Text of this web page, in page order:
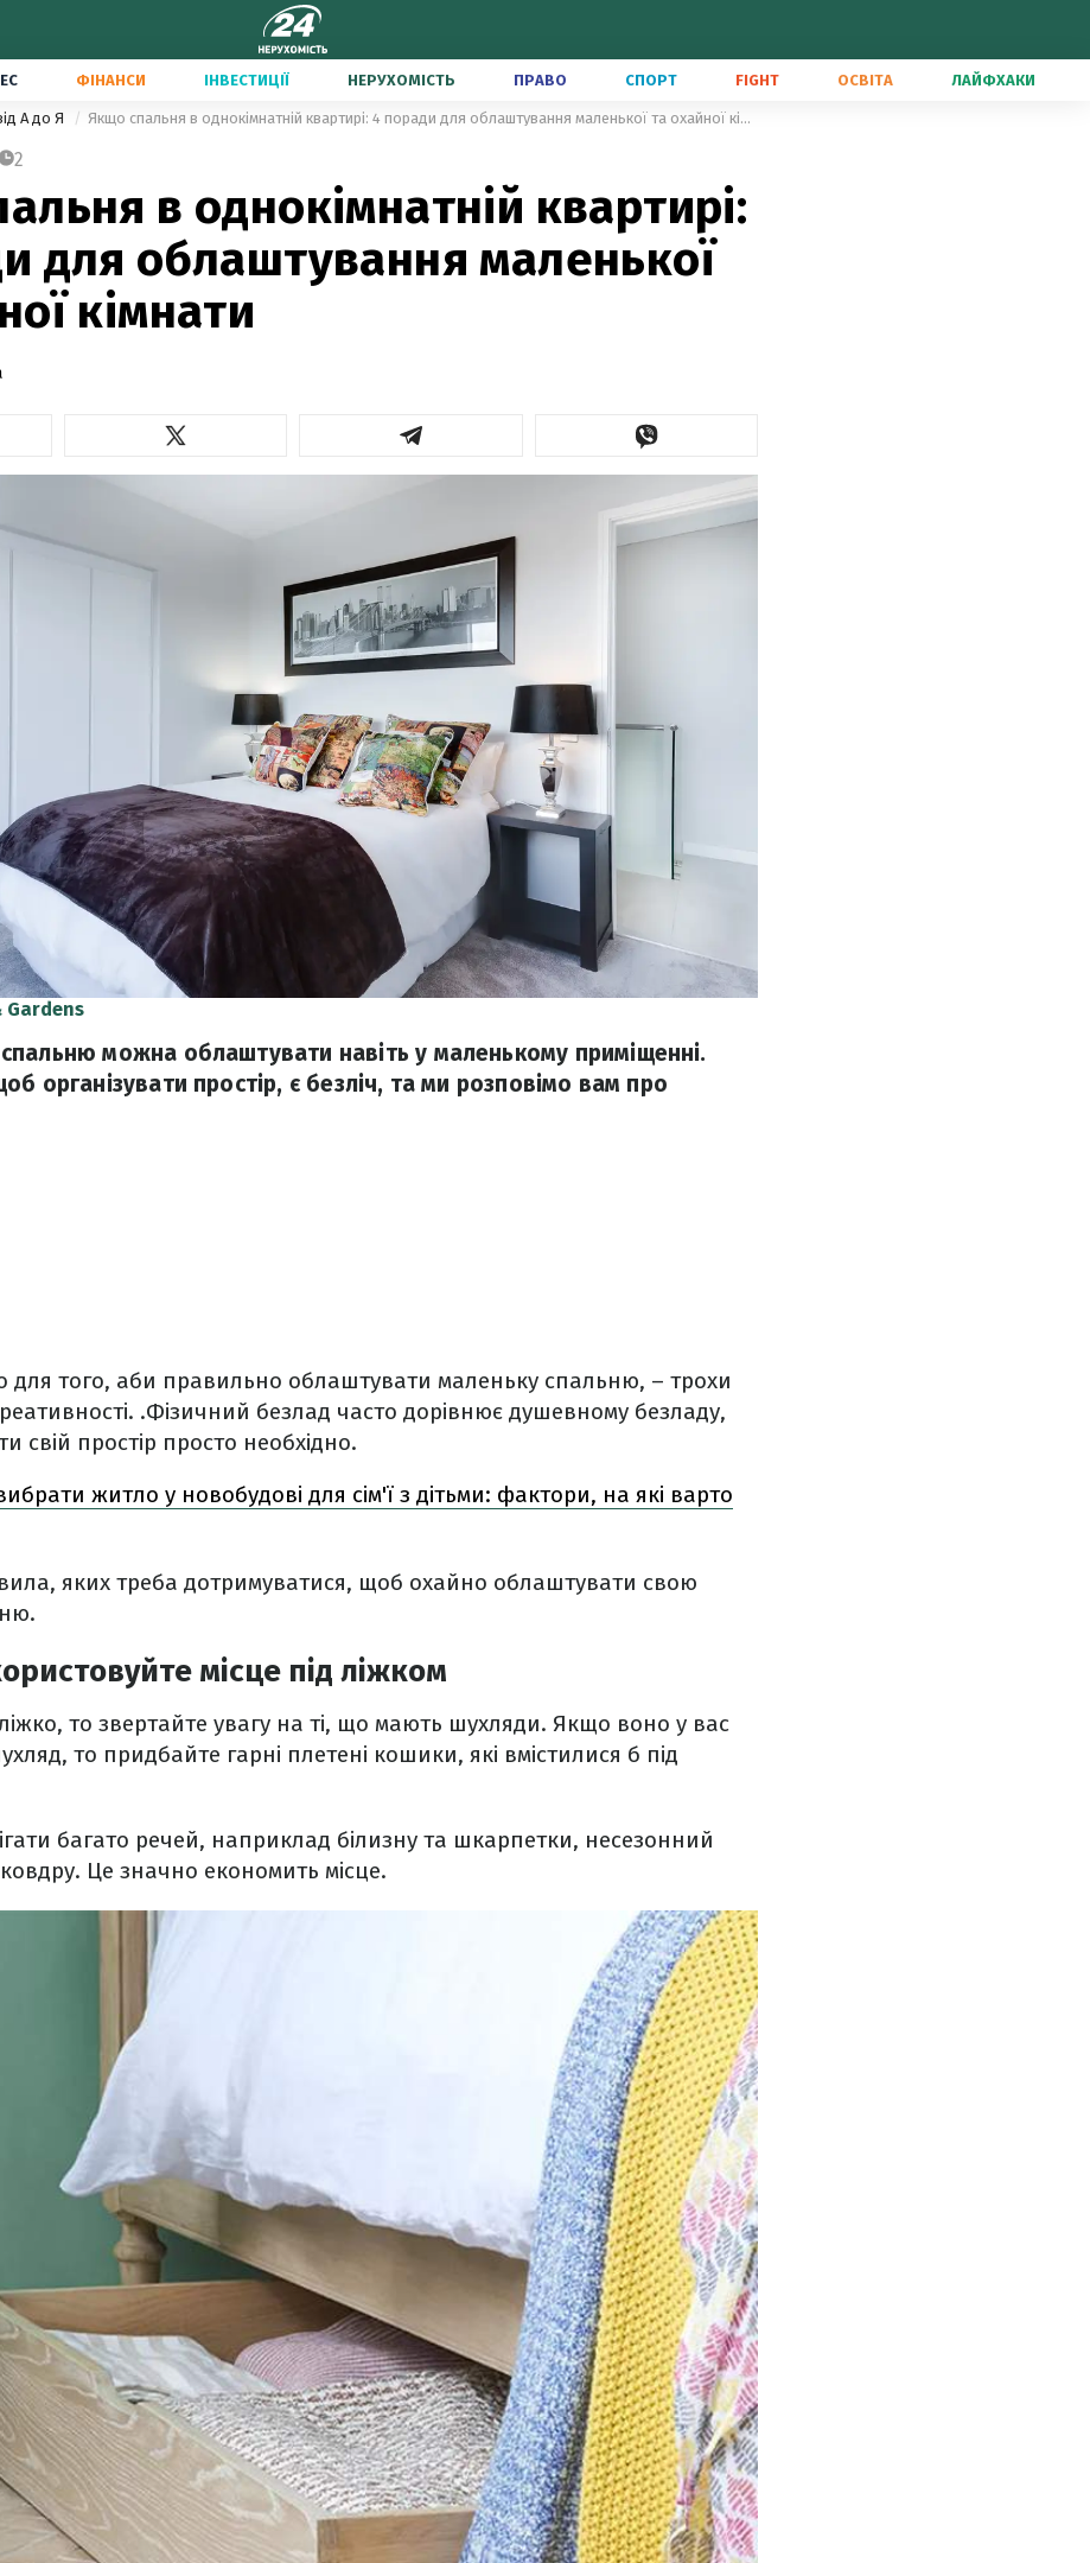
ФІНАНСИ ІНВЕСТИЦІЇ НЕРУХОМІСТЬ ПРАВО СПОРТ FIGHT ОСВІТА ЛАЙФХАКИ
А до Я Якщо спальня в однокімнатній квартирі: 4 поради для облаштування маленької та охайної кімнати
2
в однокімнатній квартирі:
для облаштування маленької
кімнати
Gardens
можна облаштувати навіть у маленькому приміщенні.
організувати простір, є безліч, та ми розповімо вам про
для того, аби правильно облаштувати маленьку спальню, – трохи
.Фізичний безлад часто дорівнює душевному безладу,
свій простір просто необхідно.
житло у новобудові для сім'ї з дітьми: фактори, на які варто
яких треба дотримуватися, щоб охайно облаштувати свою
місце під ліжком
то звертайте увагу на ті, що мають шухляди. Якщо воно у вас
то придбайте гарні плетені кошики, які вмістилися б під
багато речей, наприклад білизну та шкарпетки, несезонний
Це значно економить місце.